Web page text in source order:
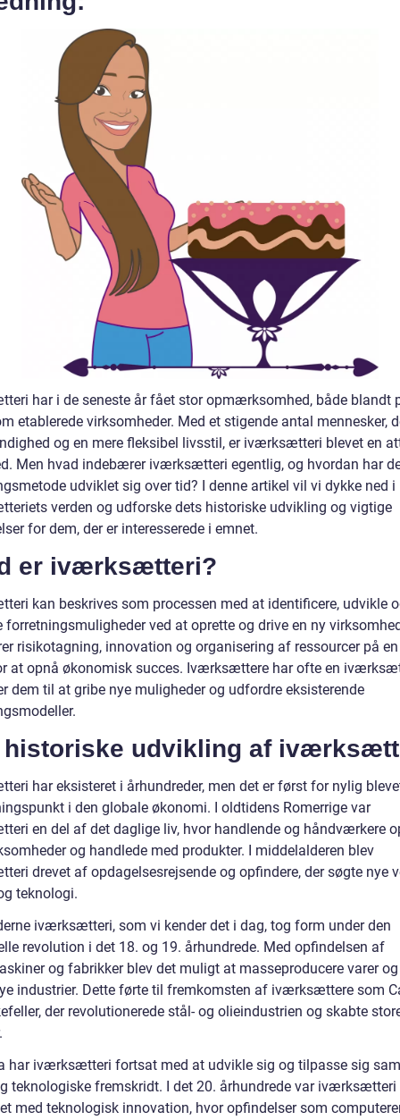
har i de seneste år fået stor opmærksomhed, både blandt
etablerede virksomheder. Med et stigende antal mennesker,
og en mere fleksibel livsstil, er iværksætteri blevet en
Men hvad indebærer iværksætteri egentlig, og hvordan har
udviklet sig over tid? I denne artikel vil vi dykke ned i
verden og udforske dets historiske udvikling og vigtige
for dem, der er interesserede i emnet.
er iværksætteri?
kan beskrives som processen med at identificere, udvikle
forretningsmuligheder ved at oprette og drive en ny
risikotagning, innovation og organisering af ressourcer på
at opnå økonomisk succes. Iværksættere har ofte en
dem til at gribe nye muligheder og udfordre eksisterende
historiske udvikling af
har eksisteret i århundreder, men det er først for nylig
i den globale økonomi. I oldtidens Romerrige var
en del af det daglige liv, hvor handlende og håndværkere
og handlede med produkter. I middelalderen blev
drevet af opdagelsesrejsende og opfindere, der søgte nye
teknologi.
iværksætteri, som vi kender det i dag, tog form under den
revolution i det 18. og 19. århundrede. Med opfindelsen af
og fabrikker blev det muligt at masseproducere varer
industrier. Dette førte til fremkomsten af iværksættere som
der revolutionerede stål- og olieindustrien og skabte
har iværksætteri fortsat med at udvikle sig og tilpasse sig
teknologiske fremskridt. I det 20. århundrede var
med teknologisk innovation, hvor opfindelser som